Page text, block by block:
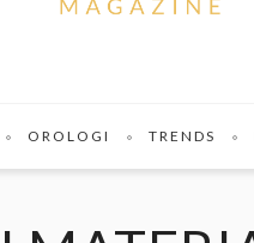
OROLOGI TRENDS